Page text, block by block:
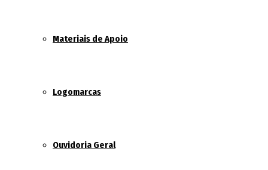
Materiais de Apoio
Logomarcas
Ouvidoria Geral